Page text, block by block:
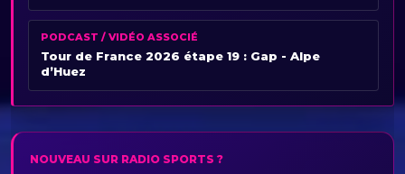
PODCAST / VIDÉO ASSOCIÉ
Tour de France 2026 étape 19 : Gap - Alpe
d’Huez
NOUVEAU SUR RADIO SPORTS ?